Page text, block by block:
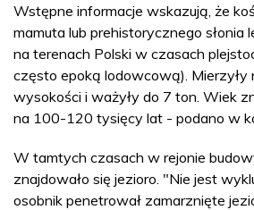
Wstępne informacje wskazują, że
mamuta lub prehistorycznego słonia
na terenach Polski w czasach
często epoką lodowcową). Mierzyły
wysokości i ważyły do 7 ton. Wiek
na 100-120 tysięcy lat - podano w
W tamtych czasach w rejonie
znajdowało się jezioro. "Nie jest
osobnik penetrował zamarznięte